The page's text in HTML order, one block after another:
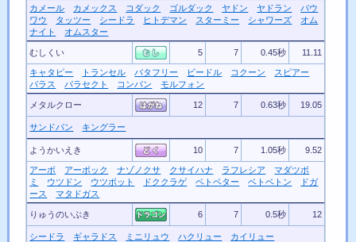
カメール カメックス コダック ゴルダック ヤドン ヤドラン
パウ
ワウ
タッツー シードラ ヒトデマン スターミー シャワーズ
オム
ナイト
オムスター
むしくい 5 7 0.45秒 11.11
キャタピー トランセル バタフリー ビードル コクーン
スピアー
パラス
パラセクト コンパン モルフォン
メタルクロー 12 7 0.63秒 19.05
サンドパン キングラー
ようかいえき 10 7 1.05秒 9.52
アーボ アーボック ナゾノクサ クサイハナ ラフレシア
マダツボ
ミ
ウツドン ウツボット ドククラゲ ベトベター ベトベトン
ドガ
ース
マタドガス
りゅうのいぶき 6 7 0.5秒 12
シードラ ギャラドス ミニリュウ ハクリュー カイリュー